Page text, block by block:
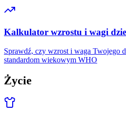
Kalkulator wzrostu i wagi
Sprawdź, czy wzrost i waga Twojego
standardom wiekowym WHO
Życie